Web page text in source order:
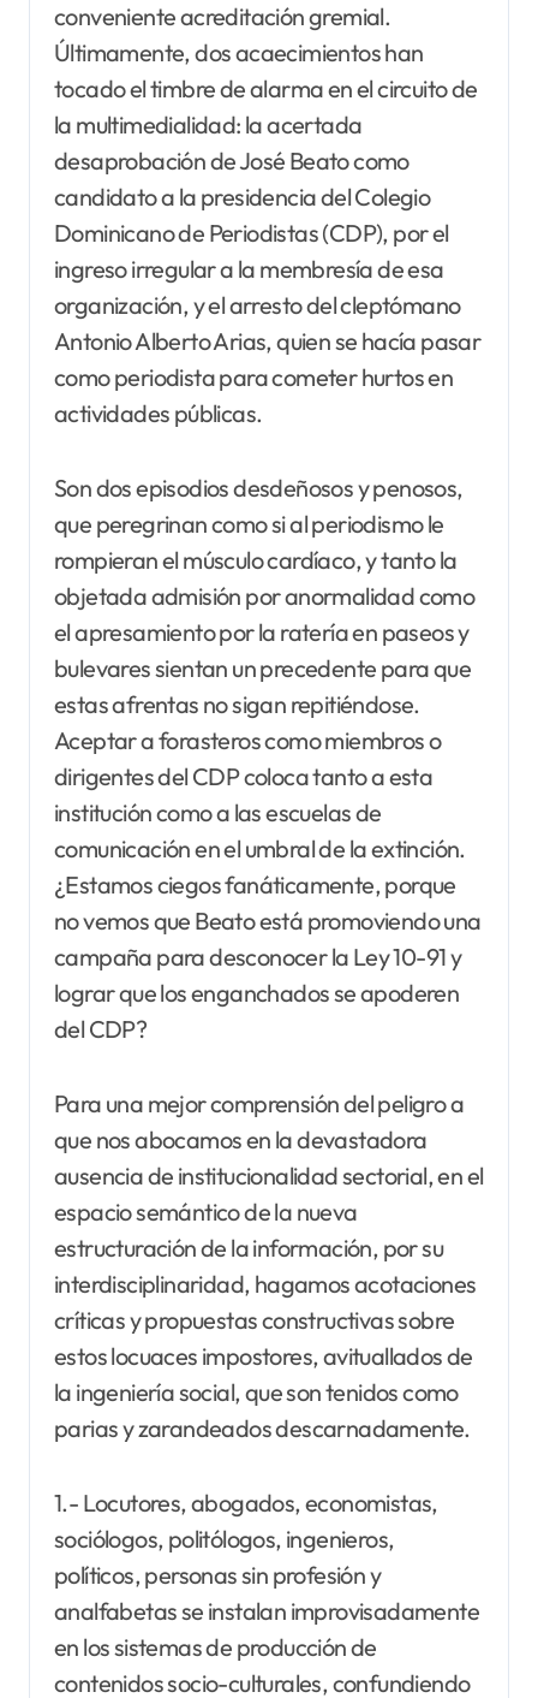
conveniente acreditación gremial.
Últimamente, dos acaecimientos han
tocado el timbre de alarma en el circuito de
la multimedialidad: la acertada
desaprobación de José Beato como
candidato a la presidencia del Colegio
Dominicano de Periodistas (CDP), por el
ingreso irregular a la membresía de esa
organización, y el arresto del cleptómano
Antonio Alberto Arias, quien se hacía pasar
como periodista para cometer hurtos en
actividades públicas.
Son dos episodios desdeñosos y penosos,
que peregrinan como si al periodismo le
rompieran el músculo cardíaco, y tanto la
objetada admisión por anormalidad como
el apresamiento por la ratería en paseos y
bulevares sientan un precedente para que
estas afrentas no sigan repitiéndose.
Aceptar a forasteros como miembros o
dirigentes del CDP coloca tanto a esta
institución como a las escuelas de
comunicación en el umbral de la extinción.
¿Estamos ciegos fanáticamente, porque
no vemos que Beato está promoviendo una
campaña para desconocer la Ley 10-91 y
lograr que los enganchados se apoderen
del CDP?
Para una mejor comprensión del peligro a
que nos abocamos en la devastadora
ausencia de institucionalidad sectorial, en el
espacio semántico de la nueva
estructuración de la información, por su
interdisciplinaridad, hagamos acotaciones
críticas y propuestas constructivas sobre
estos locuaces impostores, avituallados de
la ingeniería social, que son tenidos como
parias y zarandeados descarnadamente.
1.- Locutores, abogados, economistas,
sociólogos, politólogos, ingenieros,
políticos, personas sin profesión y
analfabetas se instalan improvisadamente
en los sistemas de producción de
contenidos socio-culturales, confundiendo